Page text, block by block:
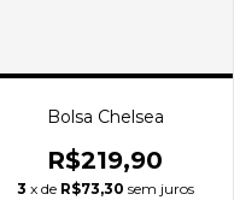
Bolsa Chelsea
R$219,90
3 x de R$73,30 sem juros